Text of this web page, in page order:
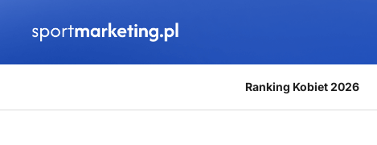
Ranking Kobiet 2026